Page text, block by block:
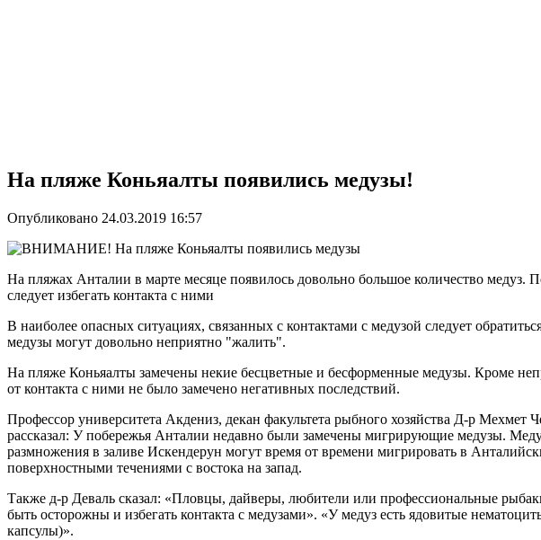
На пляже Коньяалты появились медузы!
Опубликовано 24.03.2019 16:57
На пляжах Анталии в марте месяце появилось довольно большое количество медуз.
следует избегать контакта с ними
В наиболее опасных ситуациях, связанных с контактами с медузой следует
медузы могут довольно неприятно "жалить".
На пляже Коньяалты замечены некие бесцветные и бесформенные медузы. Кроме
от контакта с ними не было замечено негативных последствий.
Профессор университета Акдениз, декан факультета рыбного хозяйства Д-р Мехмет
рассказал: У побережья Анталии недавно были замечены мигрирующие медузы.
размножения в заливе Искендерун могут время от времени мигрировать в
поверхностными течениями с востока на запад.
Также д-р Деваль сказал: «Пловцы, дайверы, любители или профессиональные
быть осторожны и избегать контакта с медузами». «У медуз есть ядовитые
капсулы)».